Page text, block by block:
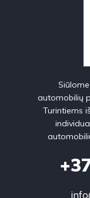
automobilių
Turintiems